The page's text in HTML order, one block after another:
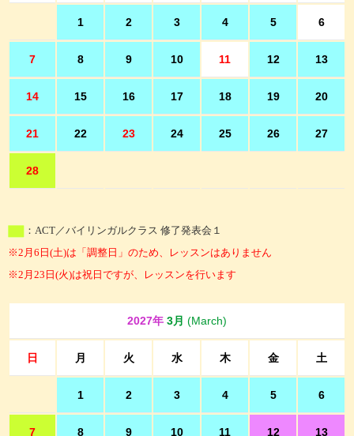
1 2 3 4 5 6
7 8 9 10 11 12 13
14 15 16 17 18 19 20
21 22 23 24 25 26 27
28
：ACT／バイリンガルクラス 修了発表会１
※2月6日(土)は「調整日」のため、レッスンはありません
※2月23日(火)は祝日ですが、レッスンを行います
2027年 3月 (March)
日 月 火 水 木 金 土
1 2 3 4 5 6
7 8 9 10 11 12 13